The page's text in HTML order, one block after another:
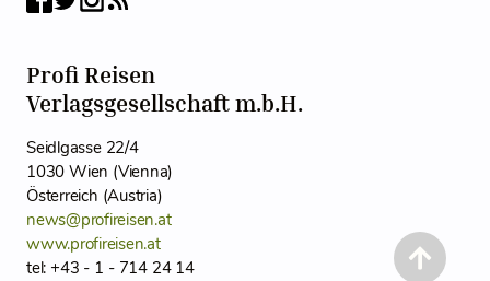
Profi Reisen
Verlagsgesellschaft m.b.H.
Seidlgasse 22/4
1030 Wien (Vienna)
Österreich (Austria)
news@profireisen.at
www.profireisen.at
tel: +43 - 1 - 714 24 14